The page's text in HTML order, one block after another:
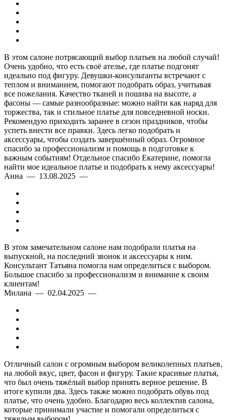
В этом салоне потрясающий выбор платьев на любой случай!
Очень удобно, что есть своё ателье, где платье подгонят
идеально под фигуру. Девушки-консультанты встречают с
теплом и вниманием, помогают подобрать образ, учитывая
все пожелания. Качество тканей и пошива на высоте, а
фасоны — самые разнообразные: можно найти как наряд для
торжества, так и стильное платье для повседневной носки.
Рекомендую приходить заранее в сезон праздников, чтобы
успеть внести все правки. Здесь легко подобрать и
аксессуары, чтобы создать завершённый образ. Огромное
спасибо за профессионализм и помощь в подготовке к
важным событиям! Отдельное спасибо Екатерине, помогла
найти мое идеальное платье и подобрать к нему аксессуары!
Анна — 13.08.2025 —
В этом замечательном салоне нам подобрали платья на
выпускной, на последний звонок и аксессуары к ним.
Консультант Татьяна помогла нам определиться с выбором.
Большое спасибо за профессионализм и внимание к своим
клиентам!
Милана — 02.04.2025 —
Отличный салон с огромным выбором великолепных платьев,
на любой вкус, цвет, фасон и фигуру. Такие красивые платья,
что был очень тяжёлый выбор принять верное решение. В
итоге купили два. Здесь также можно подобрать обувь под
платье, что очень удобно. Благодарю весь коллектив салона,
которые принимали участие и помогали определиться с